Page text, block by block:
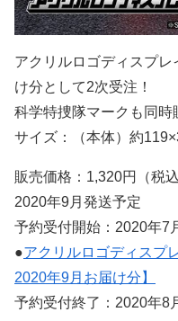
アクリルロゴディスプ
け分として2次受注！
科学特捜隊マークも同時
サイズ：（本体）約
販売価格：1,320円（税込
2020年9月発送予定
予約受付開始：2020年7
●アクリルロゴディスプ
2020年9月お届け分】
予約受付終了：2020年8